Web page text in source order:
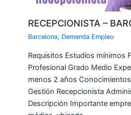
RECEPCIONISTA –
Barcelona, Demanda Empleo
Requisitos Estudios mínimos
Profesional Grado Medio
menos 2 años
Gestión Recepcionista
Descripción Importante